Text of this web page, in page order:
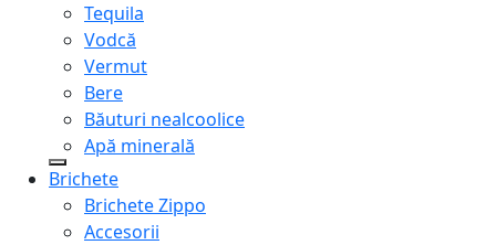
Tequila
Vodcă
Vermut
Bere
Băuturi nealcoolice
Apă minerală
Brichete
Brichete Zippo
Accesorii